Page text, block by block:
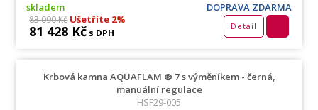
skladem DOPRAVA ZDARMA
83 090 KčUšetříte 2%
81 428 Kč s DPH
Detail
Krbová kamna AQUAFLAM ® 7 s výměníkem - černá,
manuální regulace
HSF29-005